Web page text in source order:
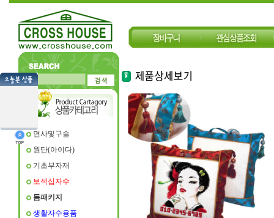
면사및구슬
원단(아이다)
기초부자재
보석십자수
돔패키지
생활자수용품